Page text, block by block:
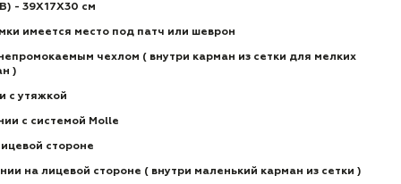
В) - 39Х17Х30 см
имеется место под патч или шеврон
чехлом ( внутри карман из сетки для мелких
)
с утяжкой
с системой Molle
стороне
на лицевой стороне ( внутри маленький карман из сетки )